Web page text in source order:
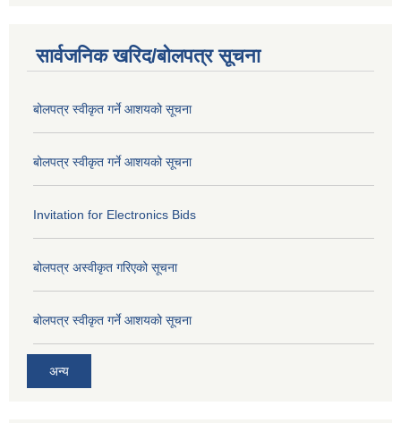
सार्वजनिक खरिद/बोलपत्र सूचना
बोलपत्र स्वीकृत गर्ने आशयको सूचना
बोलपत्र स्वीकृत गर्ने आशयको सूचना
Invitation for Electronics Bids
बोलपत्र अस्वीकृत गरिएको सूचना
बोलपत्र स्वीकृत गर्ने आशयको सूचना
अन्य